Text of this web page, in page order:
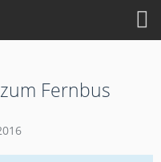
Fernbus